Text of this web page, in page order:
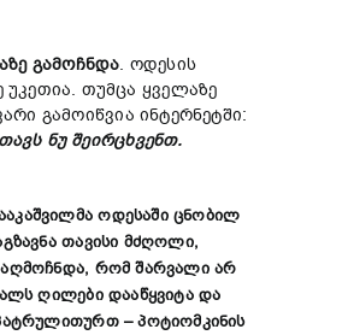
გამოჩნდა. ოდესის
თუმცა ყველაზე
გამოიწვია ინტერნეტში:
ნუ შეირცხვენთ.
ოდესაში ცნობილ
თავისი მძღოლი,
აღმოჩნდა, რომ შარვალი არ
ღილები დააწყვიტა და
– პოტიომკინის